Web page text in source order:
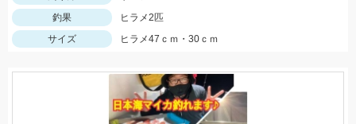
釣果
ヒラメ2匹
サイズ
ヒラメ47ｃｍ・30ｃｍ